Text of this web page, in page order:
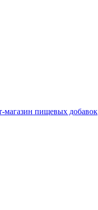
магазин пищевых добавок